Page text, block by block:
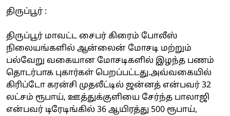
திருப்பூர் :
திருப்பூர் மாவட்ட சைபர் கிரைம் போலீஸ்
நிலையங்களில் ஆன்லைன் மோசடி மற்றும்
பல்வேறு வகையான மோசடிகளில் இழந்த பணம்
தொடர்பாக புகார்கள் பெறப்பட்டது.அவ்வகையில்
கிரிப்டோ கரன்சி முதலீட்டில் ஜன்னத் என்பவர் 32
லட்சம் ரூபாய், ஊத்துக்குளியை சேர்ந்த பாலாஜி
என்பவர் டிரேடிங்கில் 36 ஆயிரத்து 500 ரூபாய்,